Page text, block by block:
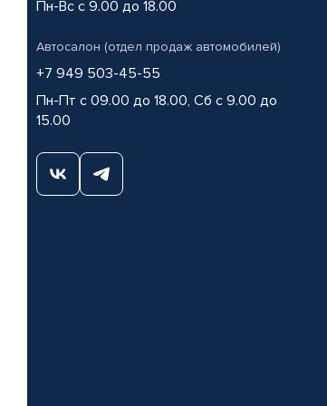
Пн-Вс с 9.00 до 18.00
Автосалон (отдел продаж автомобилей)
+7 949 503-45-55
Пн-Пт с 09.00 до 18.00, Сб с 9.00 до
15.00